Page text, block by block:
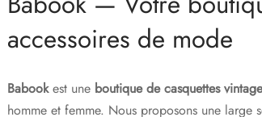
accessoires de mode
Babookest une boutique de casquettes vintage
homme et femme. Nous proposons une large